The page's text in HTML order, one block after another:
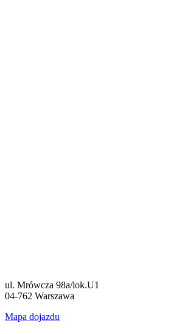
ul. Mrówcza 98a/lok.U1
04-762 Warszawa
Mapa dojazdu